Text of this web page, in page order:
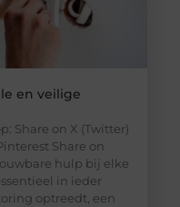
en veilige
Share on X (Twitter)
Share on
hulp bij elke
in ieder
optreedt, een